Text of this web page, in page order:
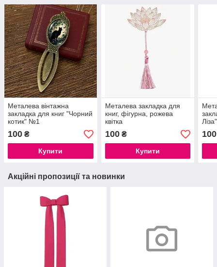
Металева вінтажна
закладка для книг "Чорний
котик" №1
100 ₴
Купити
Металева закладка для
книг, фігурна, рожева
квітка
100₴
Купити
Ліза"
100
Акційні пропозиції та новинки